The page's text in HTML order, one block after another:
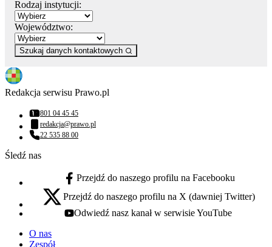
Rodzaj instytucji:
Województwo:
Szukaj danych kontaktowych
Redakcja serwisu Prawo.pl
Numer telefonu:
801 04 45 45
Adres email:
redakcja@prawo.pl
Numer telefonu:
22 535 88 00
Śledź nas
facebook - otwiera się w nowej karcie
Przejdź do naszego profilu na Facebooku
x - otwiera się w nowej karcie
Przejdź do naszego profilu na X (dawniej Twitter)
youtube - otwiera się w nowej karcie
Odwiedź nasz kanał w serwisie YouTube
O nas
Zespół